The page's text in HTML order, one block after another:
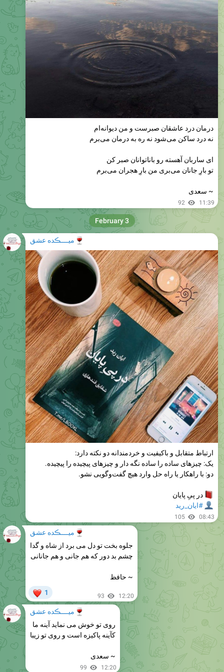
درمان درد عاشقان صبرست و من دیوانه‌ام
نه درد ساکن می‌شود نه ره به درمان می‌برم
ای ساربان آهسته رو باناتوانان صبر کن
تو بارِ جانان می‌بری من بارِ هجران می‌برم
~ سعدی
92 11:39
🍷میــــڪده عشق
ارتباط متقابل و باکیفیت و خردمندانه دو نکته دارد:
یک: چیزهای ساده را ساده نگه دار و چیزهای پیچیده را پیچیده.
دو: با راهکار یا راه حل وارد هیچ گفت‌و‌گویی نشو.
در پیِ پایان
#ایان_رید
105 08:43
February 3
🍷میــــڪده عشق
جلوه بخت تو دل می برد از شاه و گدا
چشم بد دور که هم جانی و هم جانانی
~ حافظ
1 93 12:20
🍷میــــڪده عشق
روی تو خوش می ​نماید آینه ما
کآینه پاکیزه است و روی تو زیبا
~ سعدی
99 12:20